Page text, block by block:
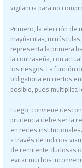
vigilancia para no
Primero, la elección de
mayúsculas,
representa la primera
la contraseña, con
los riesgos. La función
obligatoria en ciertos
posible, pues
Luego, conviene
prudencia debe ser la
en redes
a través de indicios
de remitente dudosas
evitar muchos